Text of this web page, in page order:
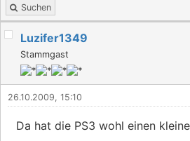
Suchen
Luzifer1349
Stammgast
26.10.2009, 15:10
Da hat die PS3 wohl einen